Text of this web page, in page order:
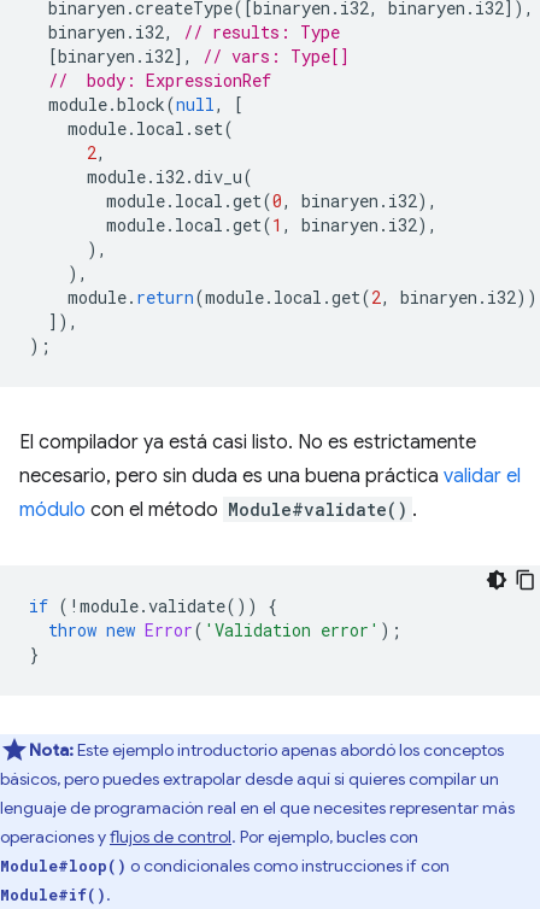
binaryen .createType([binaryen . i32, binaryen . i32]),
binaryen . i32,
// results: Type
[binaryen . i32],
// vars: Type[]
//  body: ExpressionRef
module.block(null ,
[
module. local . set(
2,
module. i32 .div_u(
module. local .get(0, binaryen . i32),
module. local .get(1 , binaryen . i32),
),
),
module. return(module. local .get(2, binaryen . i32
]),
);
El compilador ya está casi listo. No es estrictamente
necesario, pero sin duda es una buena práctica validar el
módulo con el método Module#validate() .
if ( ! module.validate())
{
throw new Error( 'Validation error' );
}
Nota:Este ejemplo introductorio apenas abordó los conceptos
básicos, pero puedes extrapolar desde aquí si quieres compilar un
lenguaje de programación real en el que necesites representar más
operaciones yflujos de control. Por ejemplo, bucles con
Module#loop() o condicionales como instrucciones if con
Module#if().